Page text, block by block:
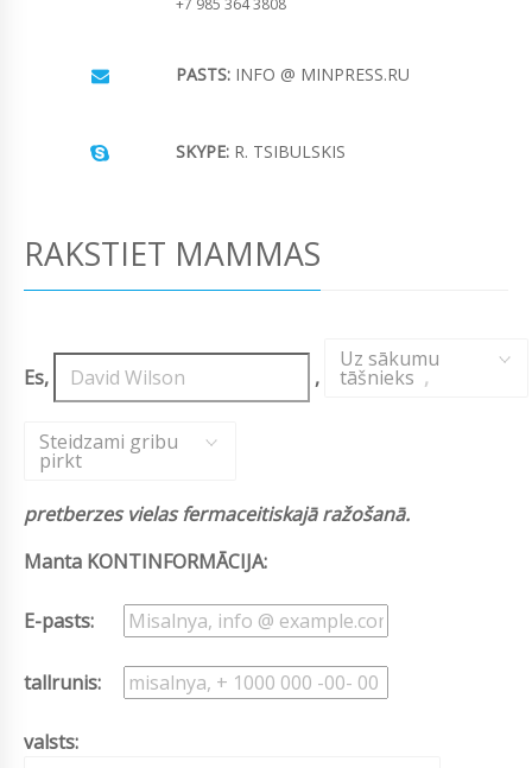
+7 985 364 3808
PASTS: INFO @ MINPRESS.RU
SKYPE: R. TSIBULSKIS
RAKSTIET MAMMAS
Es, ,
Uz sākumu
tāšnieks ,
Steidzami gribu
pirkt
pretberzes vielas fermaceitiskajā ražošanā.
Manta KONTINFORMĀCIJA:
E-pasts:
tallrunis:
valsts: